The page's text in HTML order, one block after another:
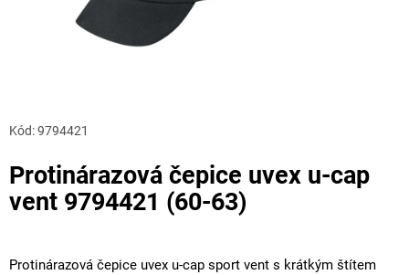
Protinárazová čepice uvex u-cap
vent 9794421 (60-63)
Kód:9794421
Protinárazová čepice uvex u-cap sport vent s krátkým štítem